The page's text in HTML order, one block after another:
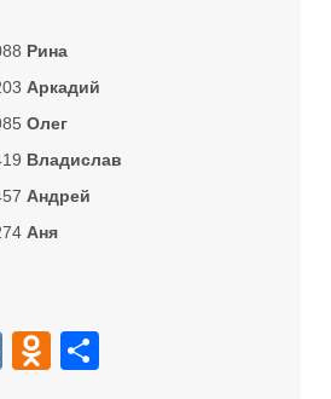
Рина
Аркадий
Олег
Владислав
Андрей
Аня
V
O